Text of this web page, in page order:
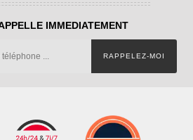
IMMEDIATEMENT